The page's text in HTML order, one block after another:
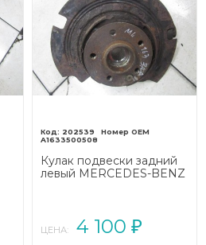
202539
A1633500508
Кулак подвески задний
левый MERCEDES-BENZ
ЦЕНА: 4 100 ₽